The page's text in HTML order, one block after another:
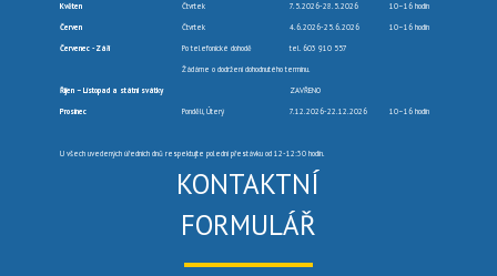
Květen Čtvrtek 7.5.2026-28.5.2026 10–16 hodin
Červen Čtvrtek 4.6.2026-25.6.2026 10–16 hodin
Červenec -Září Po telefonické dohodě tel. 603 910 557
Žádáme o dodržení dohodnutého termínu.
Říjen – Listopad a státní svátky ZAVŘENO
Prosinec Pondělí, Úterý 7.12.2026-22.12.2026 10–16 hodin
U všech uvedených úředních dnů respektujte polední přestávku od 12-12:30 hodin.
KONTAKTNÍ
FORMULÁŘ